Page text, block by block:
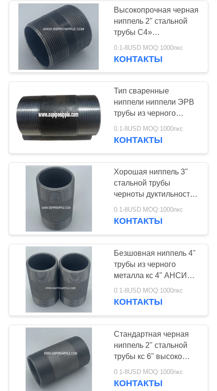
Ниппель трубы
нержавеющей
стали
Алюминиевая
ниппель трубы
Латунная ниппель
трубы
5
Соединение стали
углерода
Высокопрочная черная
ниппель 2" стальной
трубы С4»
коррозионностойкое
0.1-8USD MOQ:1000пкс
КОНТАКТЫ
Тип сваренные
ниппели ниппели ЭРВ
трубы из черного
металла б ранга
стальной трубы
0.1-8USD MOQ:1000пкс
КОНТАКТЫ
Хорошая ниппель 3"
стальной трубы
черноты дуктильности
кс 4" СХ/СКХ80 легкое
для того чтобы
0.1-8USD MOQ:1000пкс
КОНТАКТЫ
Безшовная ниппель 4"
трубы из черного
металла кс 4" АНСИ
НПТ КС СХ/СКХ 80/
АСМЭ Б1.20.1
0.1-8USD MOQ:1000пкс
КОНТАКТЫ
Стандартная черная
ниппель 2" стальной
трубы кс 6" высоко
сопротивление
давления
0.1-8USD MOQ:1000пкс
КОНТАКТЫ